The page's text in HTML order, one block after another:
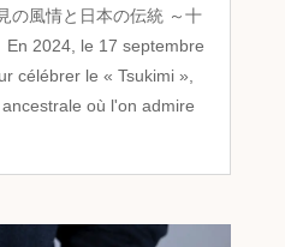
の風情と日本の伝統 ～十
2024, le 17 septembre
célébrer le « Tsukimi »,
où l'on admire